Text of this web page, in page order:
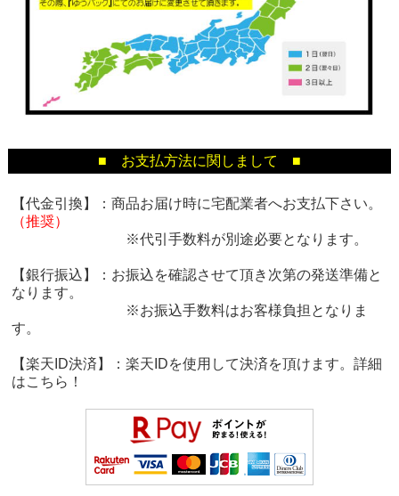
■ お支払方法に関しまして ■
【代金引換】：商品お届け時に宅配業者へお支払下さい。
（推奨）
※代引手数料が別途必要となります。
【銀行振込】：お振込を確認させて頂き次第の発送準備と
なります。
※お振込手数料はお客様負担となりま
す。
【楽天ID決済】：楽天IDを使用して決済を頂けます。詳細
はこちら！